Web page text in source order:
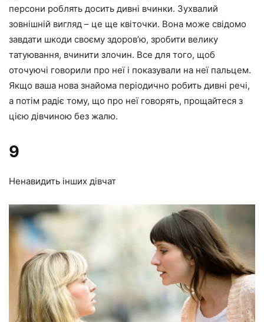
персони роблять досить дивні вчинки. Зухвалий
зовнішній вигляд – це ще квіточки. Вона може свідомо
завдати шкоди своєму здоров’ю, зробити велику
татуювання, вчинити злочин. Все для того, щоб
оточуючі говорили про неї і показували на неї пальцем.
Якщо ваша нова знайома періодично робить дивні речі,
а потім радіє тому, що про неї говорять, прощайтеся з
цією дівчиною без жалю.
9
Ненавидить інших дівчат